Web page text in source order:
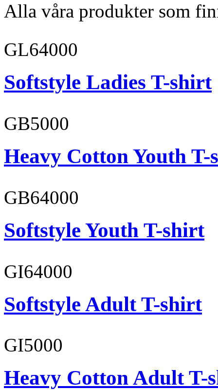
Alla våra produkter som
GL64000
Softstyle Ladies T-shirt
GB5000
Heavy Cotton Youth
GB64000
Softstyle Youth T-shirt
GI64000
Softstyle Adult T-shirt
GI5000
Heavy Cotton Adult T-